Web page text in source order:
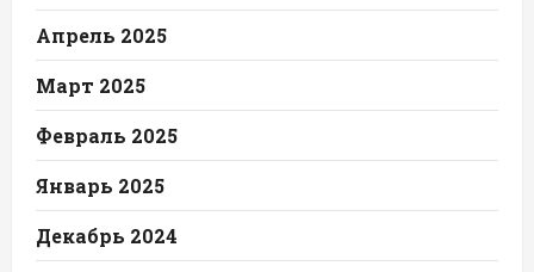
Апрель 2025
Март 2025
Февраль 2025
Январь 2025
Декабрь 2024